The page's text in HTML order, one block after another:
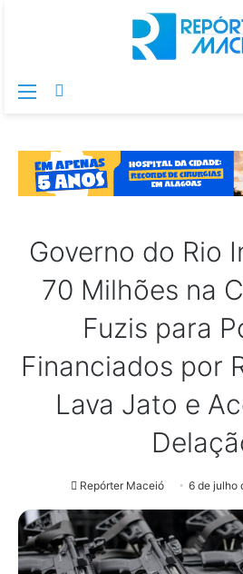
Menu
Governo do Rio
70 Milhões na
Fuzis para
Financiados por
Lava Jato e
Repórter Maceió 6 de julho